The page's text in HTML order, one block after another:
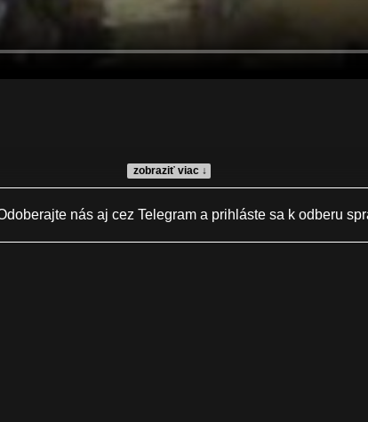
zobraziť viac ↓
nás aj cez Telegram a prihláste sa k odberu